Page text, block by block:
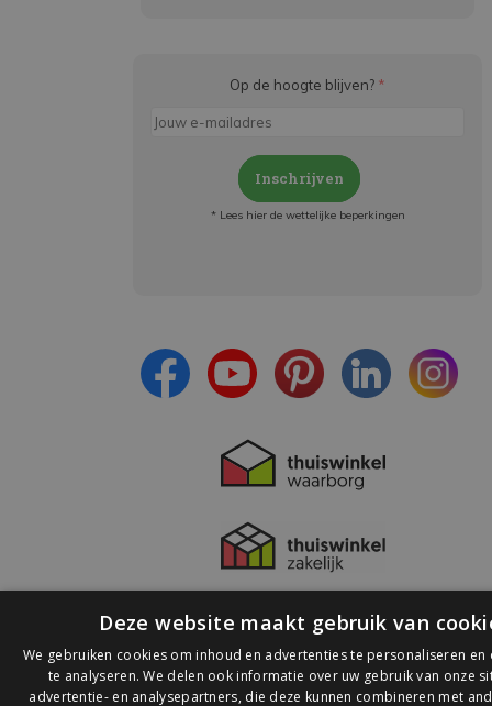
Op de hoogte blijven? *
Inschrijven
* Lees hier de wettelijke beperkingen
Deze website maakt gebruik van
We gebruiken cookies om inhoud en advertenties te personaliseren en
te analyseren. We delen ook informatie over uw gebruik van onze
advertentie- en analysepartners, die deze kunnen combineren met